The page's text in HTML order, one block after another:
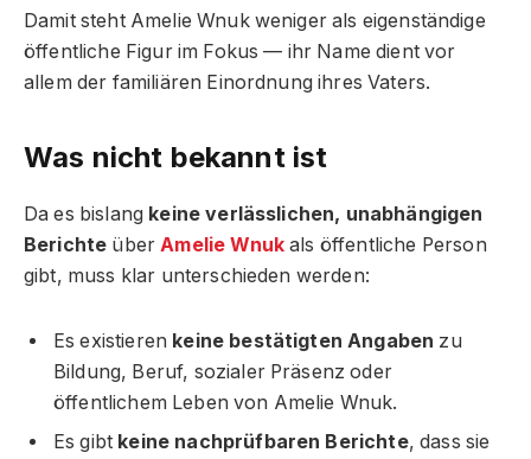
Damit steht Amelie Wnuk weniger als eigenständige
öffentliche Figur im Fokus — ihr Name dient vor
allem der familiären Einordnung ihres Vaters.
Was nicht bekannt ist
Da es bislang keine verlässlichen, unabhängigen
Berichte überAmelie Wnuk als öffentliche Person
gibt, muss klar unterschieden werden:
Es existieren keine bestätigten Angaben zu
Bildung, Beruf, sozialer Präsenz oder
öffentlichem Leben von Amelie Wnuk.
Es gibt keine nachprüfbaren Berichte, dass sie